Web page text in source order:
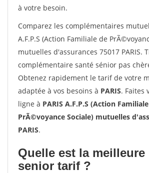
à votre besoin.
Comparez les complémentaires
A.F.P.S (Action Familiale de
mutuelles d'assurances 75017 PARIS.
complémentaire santé sénior pas
Obtenez rapidement le tarif de votre
adaptée à vos besoins à PARIS. Faites
ligne à PARIS A.F.P.S (Action
PrÃ©voyance Sociale) mutuelles
PARIS.
Quelle est la
senior tarif ?